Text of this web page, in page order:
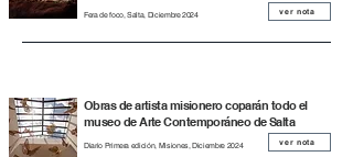
Fera de foco, Salta, Diciembre 2024 ver nota
Obras de artista misionero coparán todo el
museo de Arte Contemporáneo de Salta
Diario Primera edición, Misiones, Diciembre 2024 ver nota